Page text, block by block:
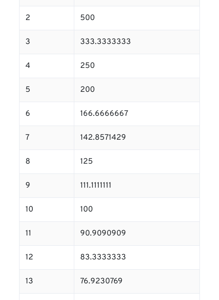
2 500
3 333.3333333
4 250
5 200
6 166.6666667
7 142.8571429
8 125
9 111.1111111
10 100
11 90.9090909
12 83.3333333
13 76.9230769